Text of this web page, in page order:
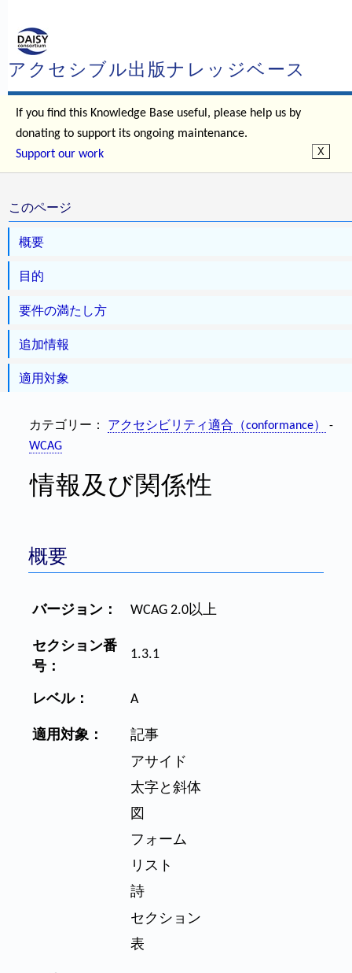
アクセシブル出版ナレッジベース
If you find this Knowledge Base useful, please help us by
donating to support its ongoing maintenance.
Support our work
このページ
概要
目的
要件の満たし方
追加情報
適用対象
カテゴリー： アクセシビリティ適合（conformance）
-
WCAG
情報及び関係性
概要
バージョン： WCAG 2.0以上
セクション番
号：
1.3.1
レベル： A
適用対象：
記事
アサイド
太字と斜体
図
フォーム
リスト
詩
セクション
表